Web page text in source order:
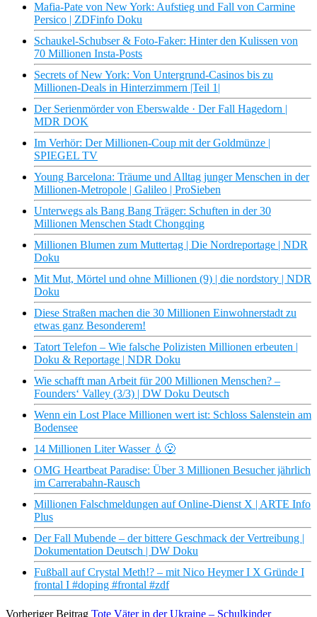
Mafia-Pate von New York: Aufstieg und Fall von Carmine
Persico | ZDFinfo Doku
Schaukel-Schubser & Foto-Faker: Hinter den Kulissen von
70 Millionen Insta-Posts
Secrets of New York: Von Untergrund-Casinos bis zu
Millionen-Deals in Hinterzimmern |Teil 1|
Der Serienmörder von Eberswalde · Der Fall Hagedorn |
MDR DOK
Im Verhör: Der Millionen-Coup mit der Goldmünze |
SPIEGEL TV
Young Barcelona: Träume und Alltag junger Menschen in der
Millionen-Metropole | Galileo | ProSieben
Unterwegs als Bang Bang Träger: Schuften in der 30
Millionen Menschen Stadt Chongqing
Millionen Blumen zum Muttertag | Die Nordreportage | NDR
Doku
Mit Mut, Mörtel und ohne Millionen (9) | die nordstory | NDR
Doku
Diese Straßen machen die 30 Millionen Einwohnerstadt zu
etwas ganz Besonderem!
Tatort Telefon – Wie falsche Polizisten Millionen erbeuten |
Doku & Reportage | NDR Doku
Wie schafft man Arbeit für 200 Millionen Menschen? –
Founders‘ Valley (3/3) | DW Doku Deutsch
Wenn ein Lost Place Millionen wert ist: Schloss Salenstein am
Bodensee
14 Millionen Liter Wasser 💧😮
OMG Heartbeat Paradise: Über 3 Millionen Besucher jährlich
im Carrerabahn-Rausch
Millionen Falschmeldungen auf Online-Dienst X | ARTE Info
Plus
Der Fall Mubende – der bittere Geschmack der Vertreibung |
Dokumentation Deutsch | DW Doku
Fußball auf Crystal Meth!? – mit Nico Heymer I X Gründe I
frontal I #doping #frontal #zdf
Vorheriger Beitrag Tote Väter in der Ukraine – Schulkinder